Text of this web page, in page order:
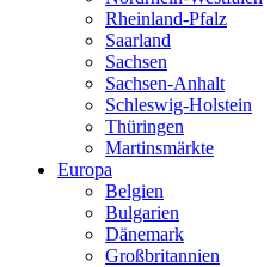
Rheinland-Pfalz
Saarland
Sachsen
Sachsen-Anhalt
Schleswig-Holstein
Thüringen
Martinsmärkte
Europa
Belgien
Bulgarien
Dänemark
Großbritannien